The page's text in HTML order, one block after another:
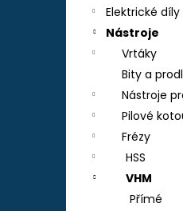
Elektrické díly
Nástroje
Vrtáky
Bity a
Nástroje
Pilové
Frézy
HSS
VHM
Přímé
TEFLON
MM - AKS 6105,
290 Kč